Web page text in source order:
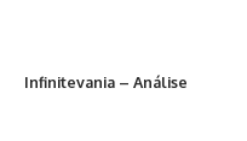
Infinitevania – Análise